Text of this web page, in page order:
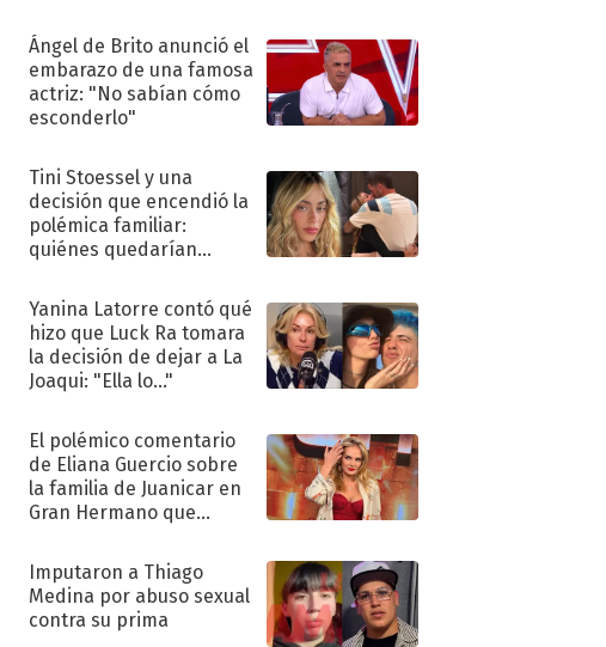
Ángel de Brito anunció el
embarazo de una famosa
actriz: "No sabían cómo
esconderlo"
Tini Stoessel y una
decisión que encendió la
polémica familiar:
quiénes quedarían
Yanina Latorre contó qué
hizo que Luck Ra tomara
la decisión de dejar a La
Joaqui: "Ella lo..."
El polémico comentario
de Eliana Guercio sobre
la familia de Juanicar en
Gran Hermano que
Imputaron a Thiago
Medina por abuso sexual
contra su prima